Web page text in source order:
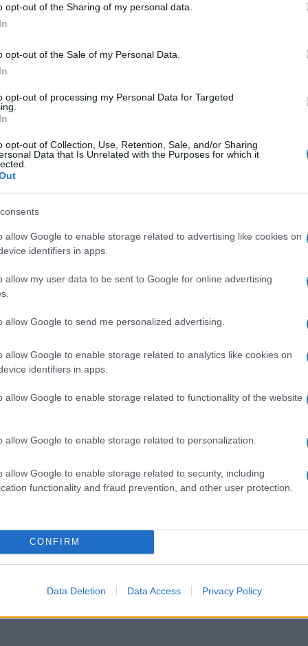
opt-out of the Sharing of my personal data.
opt-out of the Sale of my Personal Data.
opt-out of processing my Personal Data for Targeted
opt-out of Collection, Use, Retention, Sale, and/or Sharing
Data that Is Unrelated with the Purposes for which it
allow Google to enable storage related to advertising like cookies on
identifiers in apps.
allow my user data to be sent to Google for online advertising
allow Google to send me personalized advertising.
allow Google to enable storage related to analytics like cookies on
identifiers in apps.
allow Google to enable storage related to functionality of the website
allow Google to enable storage related to personalization.
allow Google to enable storage related to security, including
functionality and fraud prevention, and other user protection.
CONFIRM
Data Deletion Data Access Privacy Policy
che accompagnerà il pubblico nel
la grande opera nel segno del
nazionali?
nella sezioneLogindal menù del sito
+ Esporta iCal